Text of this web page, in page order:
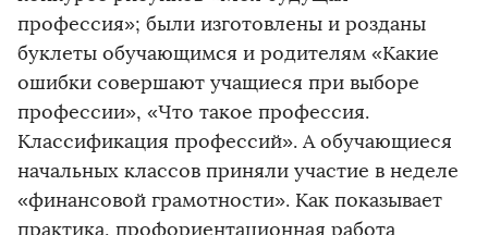
профессия»; были изготовлены и розданы
буклеты обучающимся и родителям «Какие
ошибки совершают учащиеся при выборе
профессии», «Что такое профессия.
Классификация профессий». А обучающиеся
начальных классов приняли участие в неделе
«финансовой грамотности». Как показывает
практика, профориентационная работа